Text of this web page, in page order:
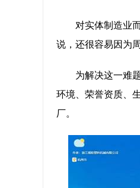
对实体制造业
说，还很容易因为
为解决这一难
环境、荣誉资质、
厂。